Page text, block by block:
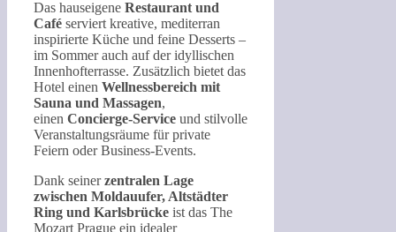
Das hauseigene Restaurant und
Café serviert kreative, mediterran
inspirierte Küche und feine Desserts –
im Sommer auch auf der idyllischen
Innenhofterrasse. Zusätzlich bietet das
Hotel einen Wellnessbereich mit
Sauna und Massagen,
einen Concierge-Service und stilvolle
Veranstaltungsräume für private
Feiern oder Business-Events.
Dank seinerzentralen Lage
zwischen Moldauufer, Altstädter
Ring und Karlsbrücke ist das The
Mozart Prague ein idealer